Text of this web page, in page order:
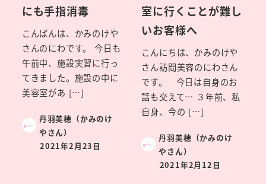
にも手指消毒
こんばんは、かみのけや
さんのにわです。 今日も
午前中、施設実習に行っ
てきました。施設の中に
美容室があ […]
丹羽美穂（かみのけ
やさん）
2021年2月23日
室に行くことが難し
いお客様へ
こんにちは、かみのけや
さん訪問美容のにわさん
です。 今日は自身のお
話も交えて… ３年前、私
自身、今の […]
丹羽美穂（かみのけ
やさん）
2021年2月12日